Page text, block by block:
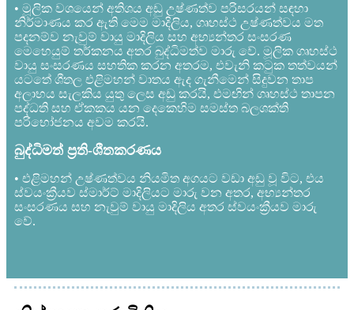
• මූලික වශයෙන් අතිශය අඩු උෂ්ණත්ව පරිසරයන් සඳහා
නිර්මාණය කර ඇති මෙම මාදිලිය, ගෘහස්ථ උෂ්ණත්වය මත
පදනම්ව නැවුම් වායු මාදිලිය සහ අභ්‍යන්තර සංසරණ
මෙහෙයුම් තර්කනය අතර බුද්ධිමත්ව මාරු වේ. මූලික ගෘහස්ථ
වායු සංසරණය සහතික කරන අතරම, එවැනි කටුක තත්වයන්
යටතේ ශීතල එළිමහන් වාතය ඇද ගැනීමෙන් සිදුවන තාප
අලාභය සැලකිය යුතු ලෙස අඩු කරයි, එමඟින් ගෘහස්ථ තාපන
පද්ධති සහ ඒකකය යන දෙකෙහිම සමස්ත බලශක්ති
පරිභෝජනය අවම කරයි.
බුද්ධිමත් ප්‍රති-ශීතකරණය
• එළිමහන් උෂ්ණත්වය නියමිත අගයට වඩා අඩු වූ විට, එය
ස්වයංක්‍රීයව ස්මාර්ට් මාදිලියට මාරු වන අතර, අභ්‍යන්තර
සංසරණය සහ නැවුම් වායු මාදිලිය අතර ස්වයංක්‍රීයව මාරු
වේ.